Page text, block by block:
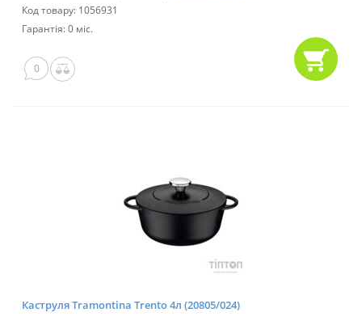
Код товару: 1056931
Гарантія: 0 міс.
0
Каструля Tramontina Trento 4л (20805/024)